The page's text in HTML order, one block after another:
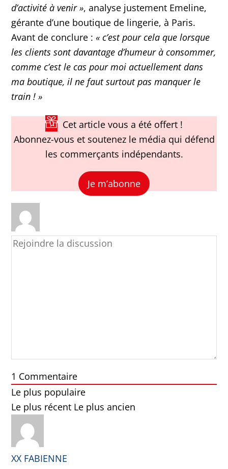
d’activité à venir », analyse justement Emeline,
gérante d’une boutique de lingerie, à Paris.
Avant de conclure :« c’est pour cela que lorsque
les clients sont davantage d’humeur à consommer,
comme c’est le cas pour moi actuellement dans
ma boutique, il ne faut surtout pas manquer le
train ! »
Cet article vous a été offert !
Abonnez-vous et soutenez le média qui défend
les commerçants indépendants.
Je m’abonne
1 Commentaire
Le plus populaire
Le plus récent Le plus ancien
XX FABIENNE